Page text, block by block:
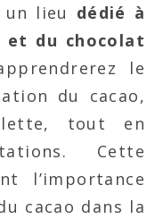
un lieu dédié à
et du chocolat
le
du cacao,
tout en
Cette
l’importance
cacao dans la